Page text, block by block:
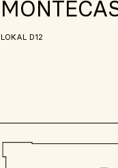
LOKAL D12